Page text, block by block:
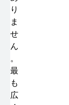
り
ま
せ
ん
。
最
も
広